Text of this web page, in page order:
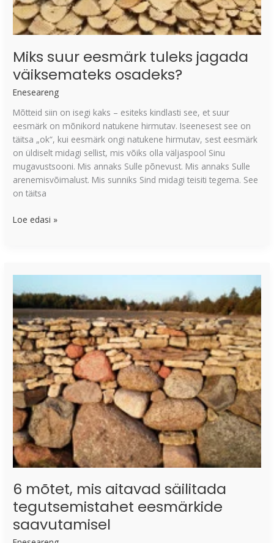
Miks suur eesmärk tuleks jagada
väiksemateks osadeks?
Eneseareng
Mõtteid siin on isegi kaks – esiteks kindlasti see, et suur
eesmärk on mõnikord natukene hirmutav. Iseenesest see on
täitsa „ok“, kui eesmärk ongi natukene hirmutav, sest eesmärk
on üldiselt midagi sellist, mis võiks olla väljaspool Sinu
mugavustsooni. Mis annaks Sulle põnevust. Mis annaks Sulle
arenemisvõimalust. Mis sunniks Sind midagi teisiti tegema. See
on täitsa
Loe edasi »
6 mõtet, mis aitavad säilitada
tegutsemistahet eesmärkide
saavutamisel
mis
aitavad
säilitada
tegutsemistahet
eesmärkide
saavutamisel